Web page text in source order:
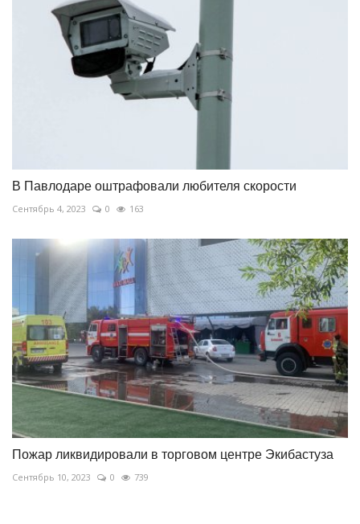
В Павлодаре оштрафовали любителя скорости
Сентябрь 4, 2023 0 163
Пожар ликвидировали в торговом центре Экибастуза
Сентябрь 10, 2023 0 739